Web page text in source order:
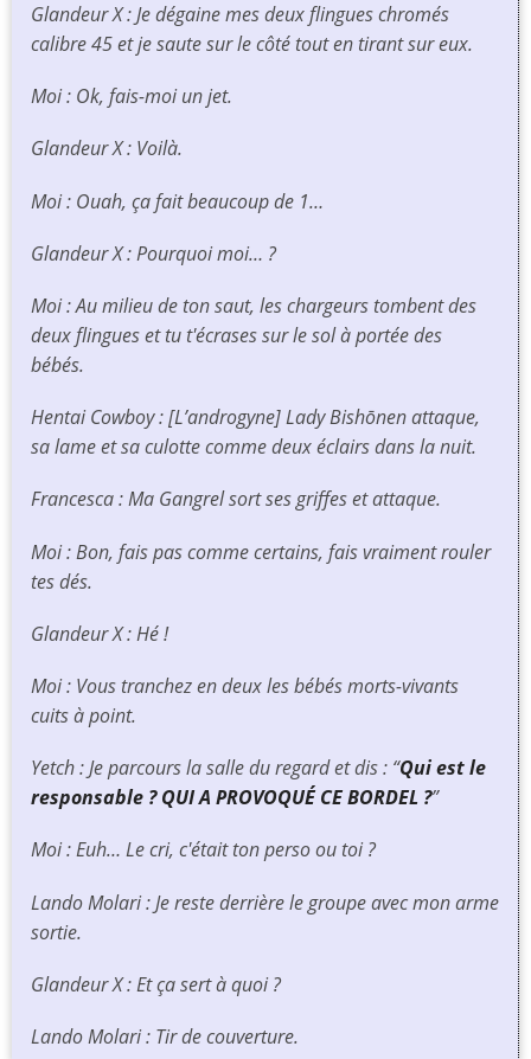
Glandeur X : Je dégaine mes deux flingues chromés
calibre 45 et je saute sur le côté tout en tirant sur eux.
Moi : Ok, fais-moi un jet.
Glandeur X : Voilà.
Moi : Ouah, ça fait beaucoup de 1…
Glandeur X : Pourquoi moi… ?
Moi : Au milieu de ton saut, les chargeurs tombent des
deux flingues et tu t'écrases sur le sol à portée des
bébés.
Hentai Cowboy : [L’androgyne] Lady Bishōnen attaque,
sa lame et sa culotte comme deux éclairs dans la nuit.
Francesca : Ma Gangrel sort ses griffes et attaque.
Moi : Bon, fais pas comme certains, fais vraiment rouler
tes dés.
Glandeur X : Hé !
Moi : Vous tranchez en deux les bébés morts-vivants
cuits à point.
Yetch : Je parcours la salle du regard et dis : “Qui est le
responsable ? QUI A PROVOQUÉ CE BORDEL ?”
Moi : Euh… Le cri, c'était ton perso ou toi ?
Lando Molari : Je reste derrière le groupe avec mon arme
sortie.
Glandeur X : Et ça sert à quoi ?
Lando Molari : Tir de couverture.